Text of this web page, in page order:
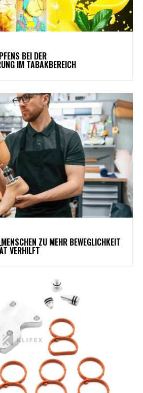
BEI DER
IM TABAKBEREICH
ZU MEHR BEWEGLICHKEIT
VERHILFT